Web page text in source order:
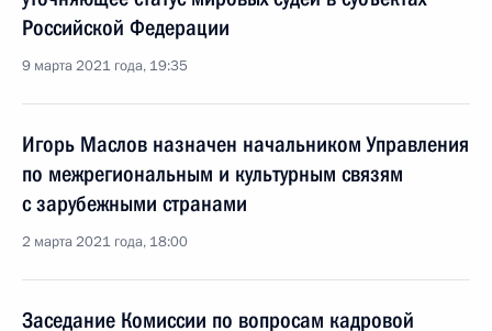
Российской Федерации
9 марта 2021 года, 19:35
Игорь Маслов назначен начальником Управления
по межрегиональным и культурным связям
с зарубежными странами
2 марта 2021 года, 18:00
Заседание Комиссии по вопросам кадровой